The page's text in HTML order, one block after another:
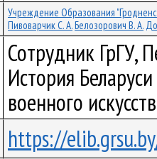
Учреждение Образования
Пивоварчик С. А.Белозорович В. А.
Сотрудник ГрГУ,
История
военного
https://